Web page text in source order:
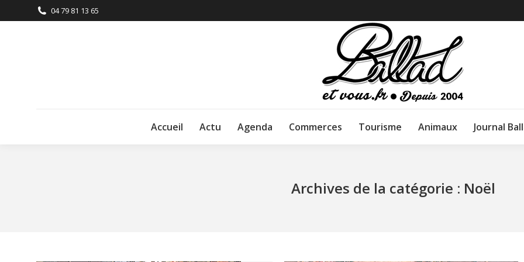
04 79 81 13 65
Accueil Actu Agenda Commerces Tourisme Animaux Journal
Archives de la catégorie : Noël